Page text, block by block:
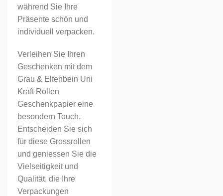
während Sie Ihre
Präsente schön und
individuell verpacken.
Verleihen Sie Ihren
Geschenken mit dem
Grau & Elfenbein Uni
Kraft Rollen
Geschenkpapier eine
besondern Touch.
Entscheiden Sie sich
für diese Grossrollen
und geniessen Sie die
Vielseitigkeit und
Qualität, die Ihre
Verpackungen